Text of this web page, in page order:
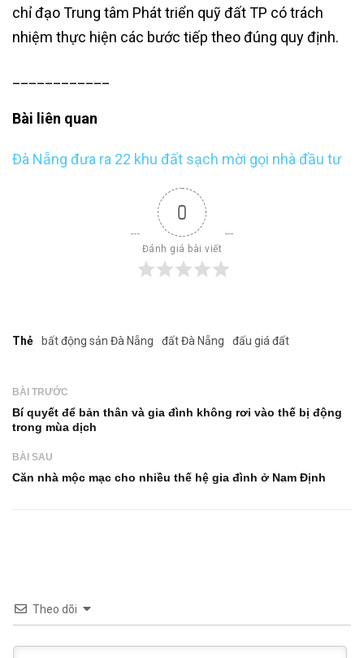
chỉ đạo Trung tâm Phát triển quỹ đất TP có trách
nhiệm thực hiện các bước tiếp theo đúng quy định.
Bài liên quan
Đà Nẵng đưa ra 22 khu đất sạch mời gọi nhà đầu tư
0
Đánh giá bài viết
Thẻ bất động sản Đà Nẵng đất Đà Nẵng đấu giá đất
BÀI TRƯỚC
Bí quyết để bản thân và gia đình không rơi vào thế bị động
trong mùa dịch
BÀI SAU
Căn nhà mộc mạc cho nhiều thế hệ gia đình ở Nam Định
Theo dõi